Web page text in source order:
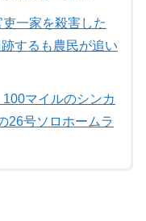
一家を殺害した
するも農民が追い
マイルのシンカ
26号ソロホームラ